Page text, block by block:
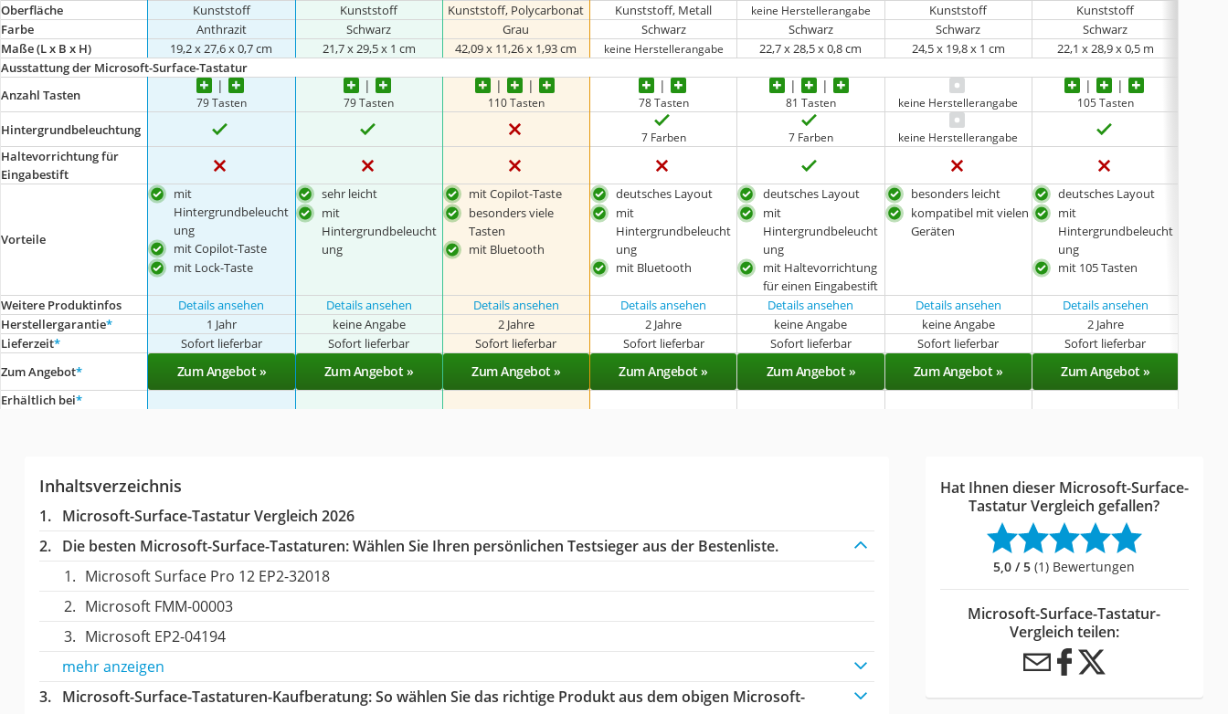
Oberfläche Kunststoff Kunststoff Kunststoff, Polycarbonat Kunststoff, Metall keine Herstellerangabe Kunststoff Kunststoff
Farbe
Anthrazit Schwarz Grau Schwarz Schwarz Schwarz
Schwarz
Maße (L x B x H)
19,2 x 27,6 x 0,7 cm ‎21,7 x 29,5 x 1 cm 42,09 x 11,26 x 1,93 cm keine Herstellerangabe 22,7 x 28,5 x 0,8 cm 24,5 x 19,8 x 1 cm 22,1 x 28,9 x 0,5 m
Ausstattung der Microsoft-Surface-Tastatur
Anzahl Tasten
79 Tasten 79 Tasten 110 Tasten 78 Tasten 81 Tasten keine Herstellerangabe 105 Tasten
Hintergrundbeleuchtung 7 Farben 7 Farben keine Herstellerangabe
Haltevorrichtung für
Eingabestift
Vorteile
mit
Hintergrundbeleucht
ung
mit Copilot-Taste
mit Lock-Taste
sehr leicht
mit
Hintergrundbeleucht
ung
mit Copilot-Taste
besonders viele
Tasten
mit Bluetooth
deutsches Layout
mit
Hintergrundbeleucht
ung
mit Bluetooth
deutsches Layout
mit
Hintergrundbeleucht
ung
mit Haltevorrichtung
für einen Eingabestift
besonders leicht
kompatibel mit vielen
Geräten
deutsches Layout
mit
Hintergrundbeleucht
ung
mit 105 Tasten
Weitere Produktinfos
Details ansehen Details ansehen Details ansehen Details ansehen Details ansehen Details ansehen Details ansehen
Herstellergarantie* 1 Jahr keine Angabe 2 Jahre 2 Jahre keine Angabe keine Angabe
2 Jahre
Lieferzeit* Sofort lieferbar Sofort lieferbar Sofort lieferbar Sofort lieferbar Sofort lieferbar Sofort lieferbar Sofort lieferbar
Zum Angebot* Zum Angebot » Zum Angebot » Zum Angebot » Zum Angebot » Zum Angebot » Zum Angebot » Zum Angebot »
Erhältlich bei*
Inhaltsverzeichnis
Microsoft-Surface-Tastatur Vergleich 2026
Die besten Microsoft-Surface-Tastaturen:Wählen Sie Ihren persönlichen Testsieger aus der Bestenliste.
Microsoft Surface Pro 12 EP2-32018
Microsoft FMM-00003
Microsoft ‎EP2-04194
mehr anzeigen
Microsoft-Surface-Tastaturen-Kaufberatung: So wählen Sie das richtige Produkt aus dem obigen Microsoft-
Hat Ihnen dieser Microsoft-Surface-
Tastatur Vergleich gefallen?
5,0 / 5 (1) Bewertungen
Microsoft-Surface-Tastatur-
Vergleich teilen: